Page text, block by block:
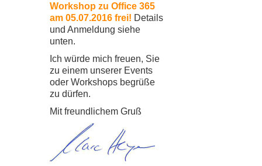
Work­shop zu Office 365
am 05.07.2016 frei! Details
und Anmel­dung siehe
unten.
Ich würde mich freuen, Sie
zu einem unse­rer Events
oder Work­shops begrüße
zu dür­fen.
Mit freund­li­chem Gruß